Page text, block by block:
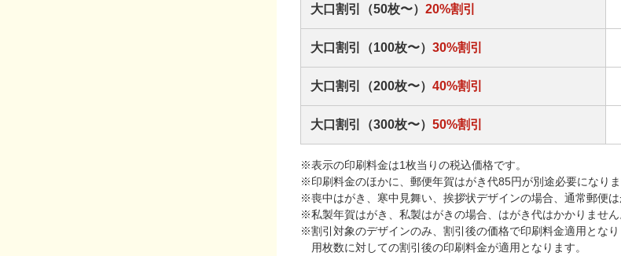
大口割引（50枚〜） 20%割引
大口割引（100枚〜） 30%割引
大口割引（200枚〜） 40%割引
大口割引（300枚〜） 50%割引
※表示の印刷料金は1枚当りの税込価格です。
※印刷料金のほかに、郵便年賀はがき代85円が別途必要になりま
※喪中はがき、寒中見舞い、挨拶状デザインの場合、通常郵便は
※私製年賀はがき、私製はがきの場合、はがき代はかかりません
※割引対象のデザインのみ、割引後の価格で印刷料金適用とな
用枚数に対しての割引後の印刷料金が適用となります。